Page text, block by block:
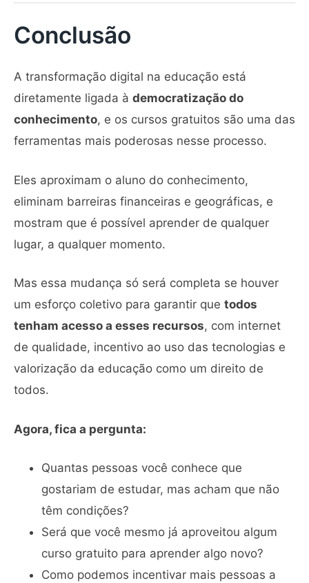
Conclusão
A transformação digital na educação está
diretamente ligada à democratização do
conhecimento, e os cursos gratuitos são uma das
ferramentas mais poderosas nesse processo.
Eles aproximam o aluno do conhecimento,
eliminam barreiras financeiras e geográficas, e
mostram que é possível aprender de qualquer
lugar, a qualquer momento.
Mas essa mudança só será completa se houver
um esforço coletivo para garantir que todos
tenham acesso a esses recursos, com internet
de qualidade, incentivo ao uso das tecnologias e
valorização da educação como um direito de
todos.
Agora, fica a pergunta:
Quantas pessoas você conhece que
gostariam de estudar, mas acham que não
têm condições?
Será que você mesmo já aproveitou algum
curso gratuito para aprender algo novo?
Como podemos incentivar mais pessoas a